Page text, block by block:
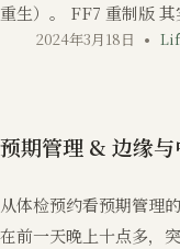
重生）。 FF7 重制版
2024年3月18日
预期管理 & 边缘与
从体检预约看预期管理
在前一天晚上十点多，